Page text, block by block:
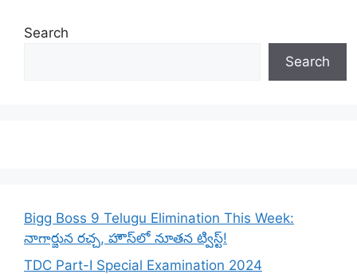
Search
Search
Bigg Boss 9 Telugu Elimination This Week:
నాగార్జున రచ్చ, హౌస్‌లో నూతన ట్విస్ట్!
TDC Part-I Special Examination 2024